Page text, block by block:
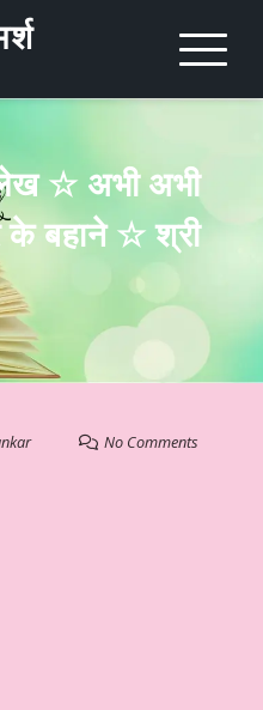
☆ अभी अभी
बहाने ☆ श्री
No Comments